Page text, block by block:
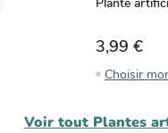
3,99 €
Choisir
Voir tout Plantes